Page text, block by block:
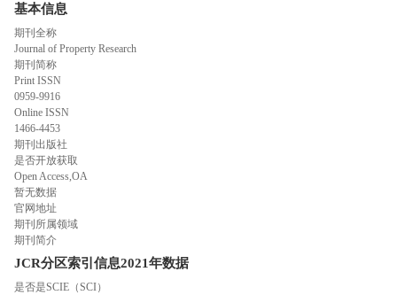
基本信息
期刊全称
Journal of Property Research
期刊简称
Print ISSN
0959-9916
Online ISSN
1466-4453
期刊出版社
是否开放获取
Open Access,OA
暂无数据
官网地址
期刊所属领域
期刊简介
JCR分区索引信息2021年数据
是否是SCIE（SCI）